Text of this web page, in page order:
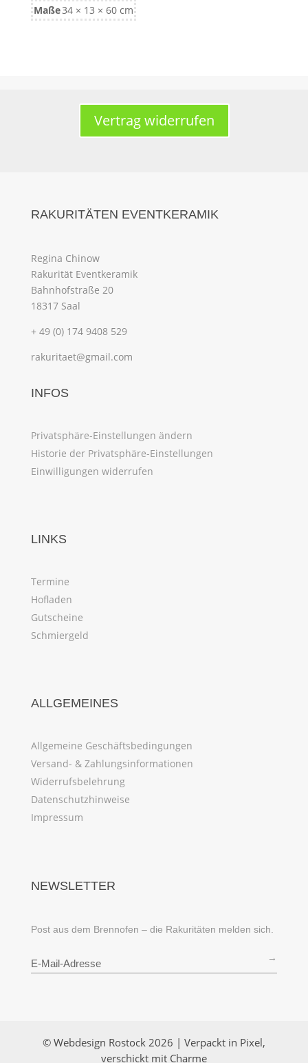
Maße34 × 13 × 60 cm
Vertrag widerrufen
RAKURITÄTEN EVENTKERAMIK
Regina Chinow
Rakurität Eventkeramik
Bahnhofstraße 20
18317 Saal
+ 49 (0) 174 9408 529
rakuritaet@gmail.com
INFOS
Privatsphäre-Einstellungen ändern
Historie der Privatsphäre-Einstellungen
Einwilligungen widerrufen
LINKS
Termine
Hofladen
Gutscheine
Schmiergeld
ALLGEMEINES
Allgemeine Geschäftsbedingungen
Versand- & Zahlungsinformationen
Widerrufsbelehrung
Datenschutzhinweise
Impressum
NEWSLETTER
Post aus dem Brennofen – die Rakuritäten melden sich.
→
© Webdesign Rostock 2026 | Verpackt in Pixel,
verschickt mit Charme